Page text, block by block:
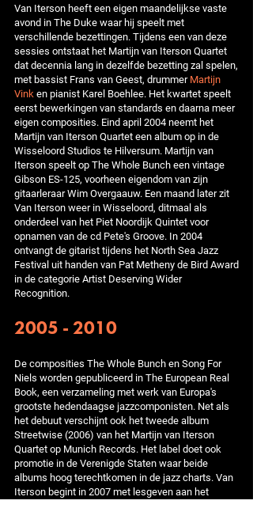
Van Iterson heeft een eigen maandelijkse vaste
avond in The Duke waar hij speelt met
verschillende bezettingen. Tijdens een van deze
sessies ontstaat het Martijn van Iterson Quartet
dat decennia lang in dezelfde bezetting zal spelen,
met bassist Frans van Geest, drummerMartijn
Vinken pianist Karel Boehlee. Het kwartet speelt
eerst bewerkingen van standards en daarna meer
eigen composities. Eind april 2004 neemt het
Martijn van Iterson Quartet een album op in de
Wisseloord Studios te Hilversum. Martijn van
Iterson speelt op The Whole Bunch een vintage
Gibson ES-125, voorheen eigendom van zijn
gitaarleraar Wim Overgaauw. Een maand later zit
Van Iterson weer in Wisseloord, ditmaal als
onderdeel van het Piet Noordijk Quintet voor
opnamen van de cd Pete's Groove. In 2004
ontvangt de gitarist tijdens het North Sea Jazz
Festival uit handen van Pat Metheny de Bird Award
in de categorie Artist Deserving Wider
Recognition.
2005 - 2010
De composities The Whole Bunch en Song For
Niels worden gepubliceerd in The European Real
Book, een verzameling met werk van Europa's
grootste hedendaagse jazzcomponisten. Net als
het debuut verschijnt ook het tweede album
Streetwise (2006) van het Martijn van Iterson
Quartet op Munich Records. Het label doet ook
promotie in de Verenigde Staten waar beide
albums hoog terechtkomen in de jazz charts. Van
Iterson begint in 2007 met lesgeven aan het